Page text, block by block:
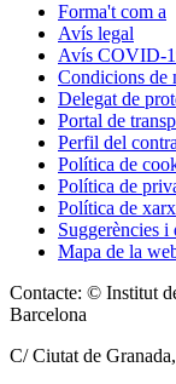
Forma't com a
Avís legal
Avís COVID-
Condicions de
Delegat de
Portal de
Perfil del
Política de
Política de
Política de
Suggerències i
Mapa de la
Contacte: © Institut
Barcelona
C/ Ciutat de